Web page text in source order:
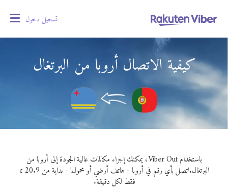
تسجيل دخول
كيفية الاتصال أروبا من البرتغال
باستخدام Viber Out، يمكنك إجراء مكالمات عالية الجودة إلى أروبا من
البرتغال.
اتصل بأي رقم في أروبا - هاتف أرضي أو محمول! - بداية من 20.9 ¢
فقط لكل دقيقة.